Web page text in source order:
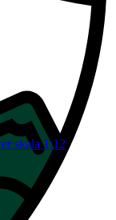
skala 1:12